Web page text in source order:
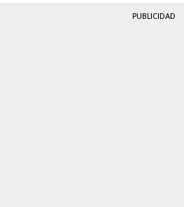
PUBLICIDAD